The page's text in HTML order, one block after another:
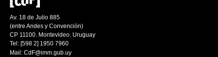
Av. 18 de Julio 885
(entre Andes y Convención)
CP 11100. Montevideo. Uruguay
Tel: [598 2] 1950 7960
Mail: CdF@imm.gub.uy